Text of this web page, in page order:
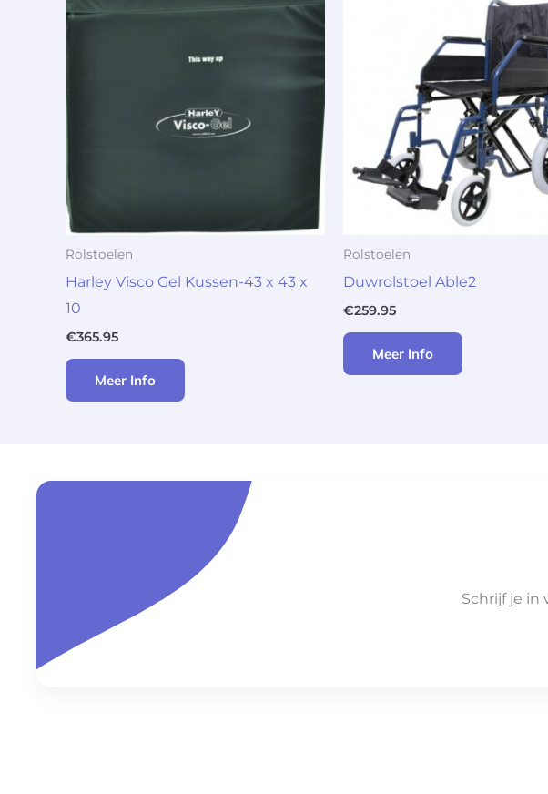
Rolstoelen
Harley Visco Gel Kussen-43 x 43 x
10
€365.95
Meer Info
Rolstoelen
Duwrolstoel Able2
€259.95
Meer Info
Schrijf je in